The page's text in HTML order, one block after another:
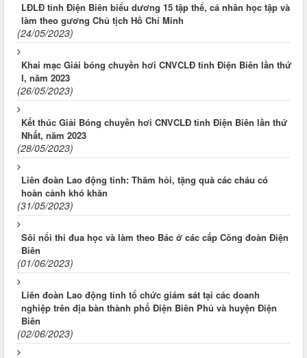
LĐLĐ tỉnh Điện Biên biểu dương 15 tập thể, cá nhân học tập và
làm theo gương Chủ tịch Hồ Chí Minh
(24/05/2023)
Khai mạc Giải bóng chuyền hơi CNVCLĐ tỉnh Điện Biên lần thứ
I, năm 2023
(26/05/2023)
Kết thúc Giải Bóng chuyền hơi CNVCLĐ tỉnh Điện Biên lần thứ
Nhất, năm 2023
(28/05/2023)
Liên đoàn Lao động tỉnh: Thăm hỏi, tặng quà các cháu có
hoàn cảnh khó khăn
(31/05/2023)
Sôi nổi thi đua học và làm theo Bác ở các cấp Công đoàn Điện
Biên
(01/06/2023)
Liên đoàn Lao động tỉnh tổ chức giám sát tại các doanh
nghiệp trên địa bàn thành phố Điện Biên Phủ và huyện Điện
Biên
(02/06/2023)